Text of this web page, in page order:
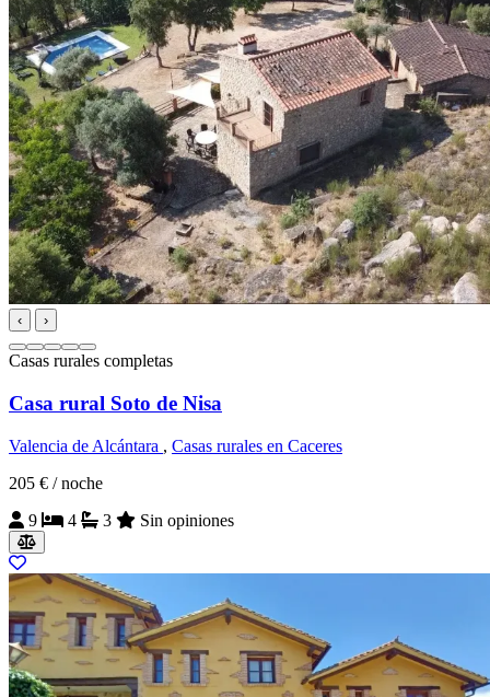
‹ ›
Casas rurales completas
Casa rural Soto de Nisa
Valencia de Alcántara , Casas rurales en Caceres
205 € / noche
9
4 3 Sin opiniones